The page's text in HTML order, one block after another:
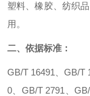
塑料、橡胶、纺织
用。
二、依据标准：
GB/T 16491、GB/T
0、GB/T 2791、